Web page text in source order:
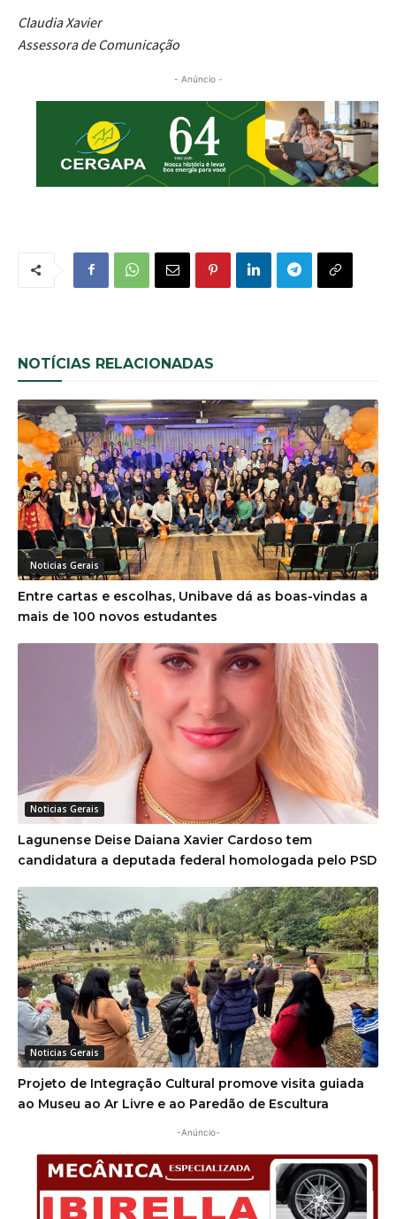
Claudia Xavier
Assessora de Comunicação
- Anúncio -
NOTÍCIAS RELACIONADAS
Noticias Gerais
Entre cartas e escolhas, Unibave dá as boas-vindas a
mais de 100 novos estudantes
Noticias Gerais
Lagunense Deise Daiana Xavier Cardoso tem
candidatura a deputada federal homologada pelo PSD
Noticias Gerais
Projeto de Integração Cultural promove visita guiada
ao Museu ao Ar Livre e ao Paredão de Escultura
-Anúncio-